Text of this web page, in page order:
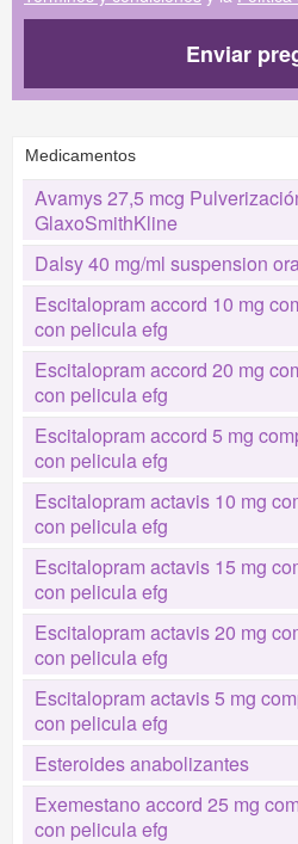
Enviar
Medicamentos
Avamys 27,5 mcg
GlaxoSmithKline
Dalsy 40 mg/ml suspension
Escitalopram accord 10 mg
con pelicula efg
Escitalopram accord 20 mg
con pelicula efg
Escitalopram accord 5 mg
con pelicula efg
Escitalopram actavis 10 mg
con pelicula efg
Escitalopram actavis 15 mg
con pelicula efg
Escitalopram actavis 20 mg
con pelicula efg
Escitalopram actavis 5 mg
con pelicula efg
Esteroides anabolizantes
Exemestano accord 25 mg
con pelicula efg